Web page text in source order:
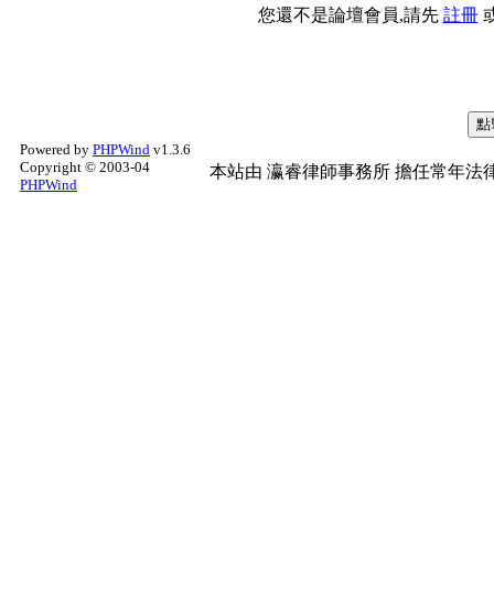
您還不是論壇會員,請先 註冊
Powered by PHPWind v1.3.6
Copyright © 2003-04
PHPWind
本站由 瀛睿律師事務所 擔任常年法